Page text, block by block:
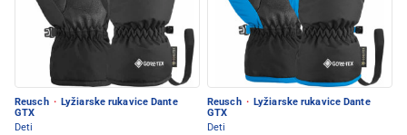
Reusch · Lyžiarske rukavice Dante
GTX
Deti
Reusch · Lyžiarske rukavice Dante
GTX
Deti